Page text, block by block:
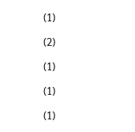
(1)
(2)
(1)
(1)
(1)